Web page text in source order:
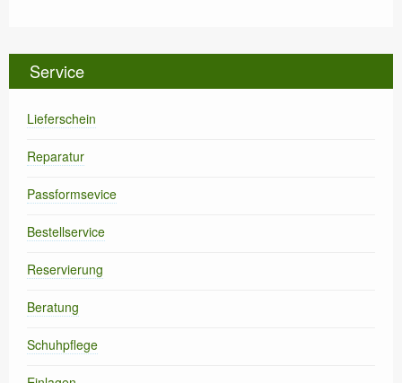
Service
Lieferschein
Reparatur
Passformsevice
Bestellservice
Reservierung
Beratung
Schuhpflege